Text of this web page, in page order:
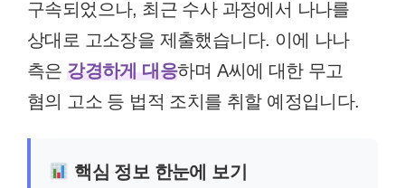
구속되었으나, 최근 수사 과정에서 나나를
상대로 고소장을 제출했습니다. 이에 나나
측은 강경하게 대응하며 A씨에 대한 무고
혐의 고소 등 법적 조치를 취할 예정입니다.
핵심 정보 한눈에 보기